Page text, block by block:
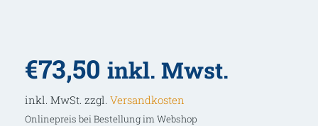
€73,50 inkl. Mwst.
inkl. MwSt. zzgl. Versandkosten
Onlinepreis bei Bestellung im Webshop